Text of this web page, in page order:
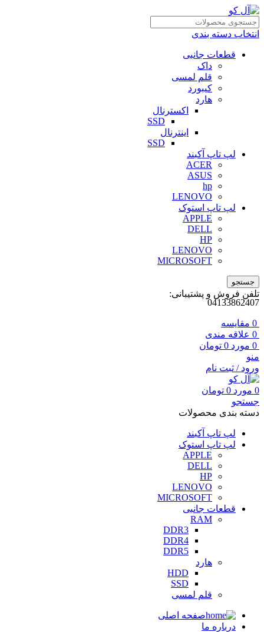
انتخاب دسته بندی
قطعات جانبی
داک
قلم لمسی
کیبورد
هارد
اکسترنال
SSD
اینترنال
SSD
لپ تاپ آکبند
ACER
ASUS
hp
LENOVO
لپ تاپ استوک
APPLE
DELL
HP
LENOVO
MICROSOFT
جستجو
تلفن فروش و پشتیبانی:
04133862407
0 مقايسه
0 علاقه مندی
0 مورد 0 تومان
منو
ورود / ثبت نام
0 مورد 0 تومان
جستجو
دسته بندی محصولات
لپ تاپ آکبند
لپ تاپ استوک
APPLE
DELL
HP
LENOVO
MICROSOFT
قطعات جانبی
RAM
DDR3
DDR4
DDR5
هارد
HDD
SSD
قلم لمسی
صفحه اصلی
درباره ما